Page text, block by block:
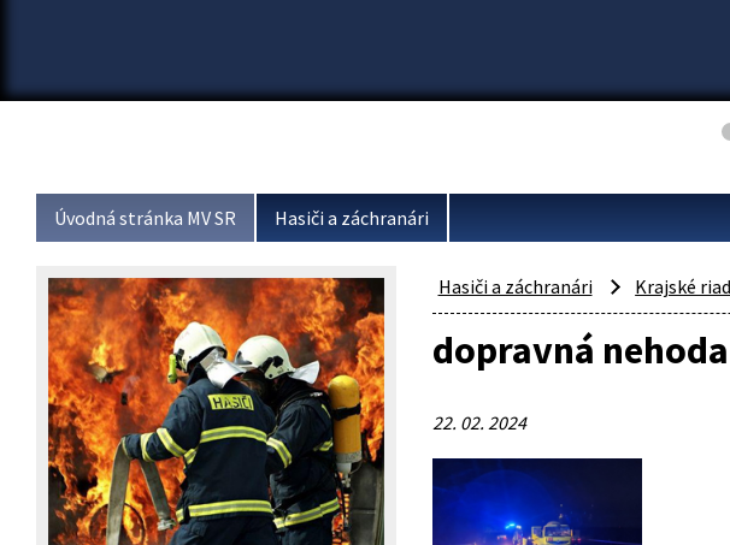
Úvodná stránka MV SR Hasiči a záchranári
Hasiči a záchranári Krajské
dopravná
22. 02. 2024